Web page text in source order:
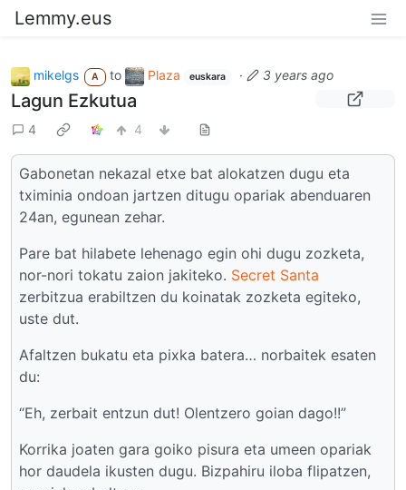
Lemmy.eus
mikelgs A to Plaza euskara · 3 years ago
Lagun Ezkutua
4 4
Gabonetan nekazal etxe bat alokatzen dugu eta
tximinia ondoan jartzen ditugu opariak abenduaren
24an, egunean zehar.
Pare bat hilabete lehenago egin ohi dugu zozketa,
nor-nori tokatu zaion jakiteko. Secret Santa
zerbitzua erabiltzen du koinatak zozketa egiteko,
uste dut.
Afaltzen bukatu eta pixka batera… norbaitek esaten
du:
“Eh, zerbait entzun dut! Olentzero goian dago!!”
Korrika joaten gara goiko pisura eta umeen opariak
hor daudela ikusten dugu. Bizpahiru iloba flipatzen,